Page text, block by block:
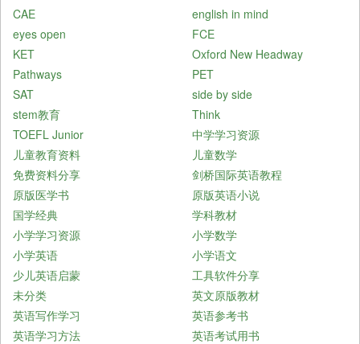
CAE
english in mind
eyes open
FCE
KET
Oxford New Headway
Pathways
PET
SAT
side by side
stem教育
Think
TOEFL Junior
中学学习资源
儿童教育资料
儿童数学
免费资料分享
剑桥国际英语教程
原版医学书
原版英语小说
国学经典
学科教材
小学学习资源
小学数学
小学英语
小学语文
少儿英语启蒙
工具软件分享
未分类
英文原版教材
英语写作学习
英语参考书
英语学习方法
英语考试用书